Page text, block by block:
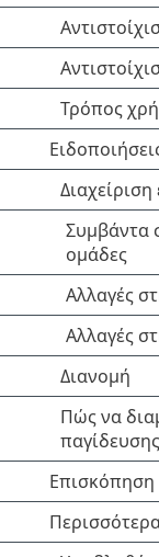
Τρόπος
Συμβάντα
ομάδες
Αλλαγές
Αλλαγές
Διανομή
Πώς να